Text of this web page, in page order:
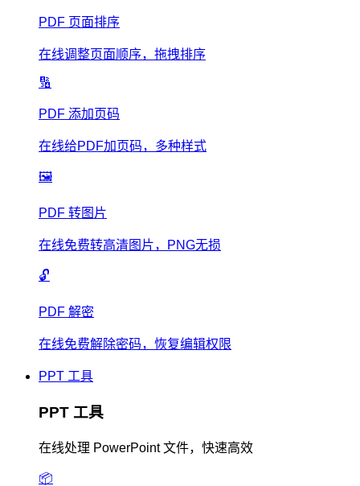
PDF 页面排序
在线调整页面顺序，拖拽排序
🔢
PDF 添加页码
在线给PDF加页码，多种样式
🖼️
PDF 转图片
在线免费转高清图片，PNG无损
🔓
PDF 解密
在线免费解除密码，恢复编辑权限
PPT 工具
PPT 工具
在线处理 PowerPoint 文件，快速高效
📦